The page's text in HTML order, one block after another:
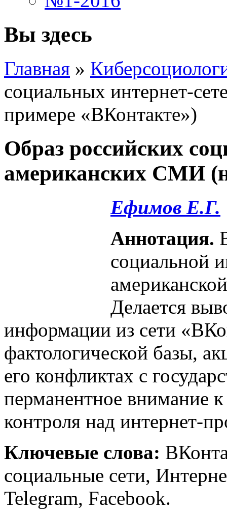
Вы здесь
Главная »
социальных интернет-
примере «ВКонтакте»)
Образ российских
американских СМИ
Ефимов Е.Г.
Аннотация.
социальной
Делается
информации из сети
фактологической базы,
его конфликтах с
перманентное внимание
контроля над интернет-
Ключевые слова:
социальные сети,
Telegram, Facebook.